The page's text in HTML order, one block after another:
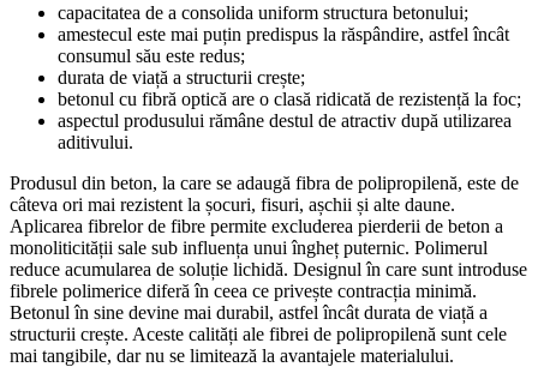
capacitatea de a consolida uniform structura betonului;
amestecul este mai puțin predispus la răspândire, astfel încât
consumul său este redus;
durata de viață a structurii crește;
betonul cu fibră optică are o clasă ridicată de rezistență la foc;
aspectul produsului rămâne destul de atractiv după utilizarea
aditivului.
Produsul din beton, la care se adaugă fibra de polipropilenă, este de
câteva ori mai rezistent la șocuri, fisuri, așchii și alte daune.
Aplicarea fibrelor de fibre permite excluderea pierderii de beton a
monoliticității sale sub influența unui îngheț puternic. Polimerul
reduce acumularea de soluție lichidă. Designul în care sunt introduse
fibrele polimerice diferă în ceea ce privește contracția minimă.
Betonul în sine devine mai durabil, astfel încât durata de viață a
structurii crește. Aceste calități ale fibrei de polipropilenă sunt cele
mai tangibile, dar nu se limitează la avantajele materialului.